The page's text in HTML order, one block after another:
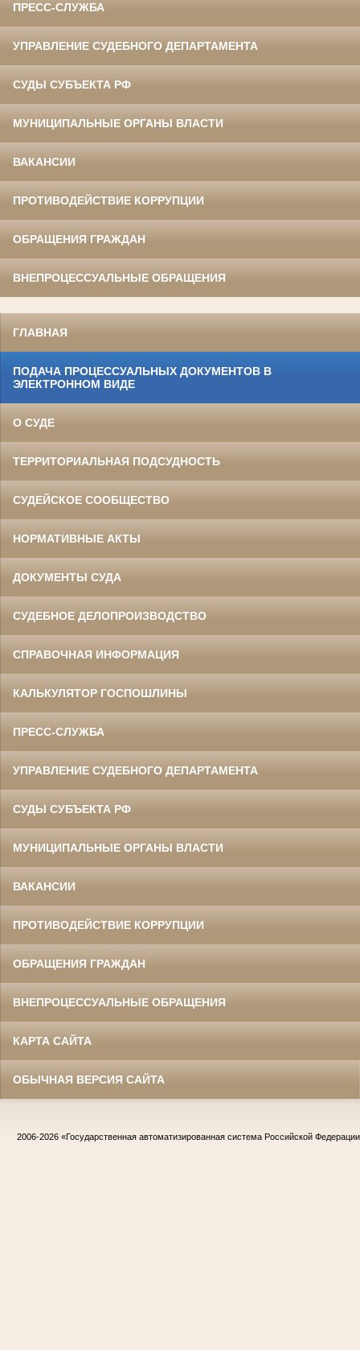
ПРЕСС-СЛУЖБА
УПРАВЛЕНИЕ СУДЕБНОГО ДЕПАРТАМЕНТА
СУДЫ СУБЪЕКТА РФ
МУНИЦИПАЛЬНЫЕ ОРГАНЫ ВЛАСТИ
ВАКАНСИИ
ПРОТИВОДЕЙСТВИЕ КОРРУПЦИИ
ОБРАЩЕНИЯ ГРАЖДАН
ВНЕПРОЦЕССУАЛЬНЫЕ ОБРАЩЕНИЯ
ГЛАВНАЯ
ПОДАЧА ПРОЦЕССУАЛЬНЫХ ДОКУМЕНТОВ В
ЭЛЕКТРОННОМ ВИДЕ
О СУДЕ
ТЕРРИТОРИАЛЬНАЯ ПОДСУДНОСТЬ
СУДЕЙСКОЕ СООБЩЕСТВО
НОРМАТИВНЫЕ АКТЫ
ДОКУМЕНТЫ СУДА
СУДЕБНОЕ ДЕЛОПРОИЗВОДСТВО
СПРАВОЧНАЯ ИНФОРМАЦИЯ
КАЛЬКУЛЯТОР ГОСПОШЛИНЫ
ПРЕСС-СЛУЖБА
УПРАВЛЕНИЕ СУДЕБНОГО ДЕПАРТАМЕНТА
СУДЫ СУБЪЕКТА РФ
МУНИЦИПАЛЬНЫЕ ОРГАНЫ ВЛАСТИ
ВАКАНСИИ
ПРОТИВОДЕЙСТВИЕ КОРРУПЦИИ
ОБРАЩЕНИЯ ГРАЖДАН
ВНЕПРОЦЕССУАЛЬНЫЕ ОБРАЩЕНИЯ
КАРТА САЙТА
ОБЫЧНАЯ ВЕРСИЯ САЙТА
2006-2026 «Государственная автоматизированная система Российской